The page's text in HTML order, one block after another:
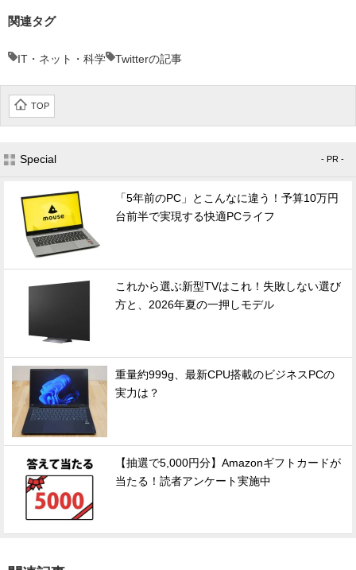
関連タグ
IT・ネット・科学 Twitterの記事
TOP
Special - PR -
「5年前のPC」とこんなに違う！予算10万円
台前半で実現する快適PCライフ
これから選ぶ新型TVはこれ！失敗しない選び
方と、2026年夏の一押しモデル
重量約999g、最新CPU搭載のビジネスPCの
実力は？
【抽選で5,000円分】Amazonギフトカードが
当たる！読者アンケート実施中